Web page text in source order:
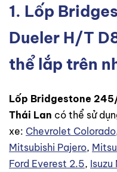
1. Lốp
Dueler H/T
thể lắp trên
Lốp Bridgestone
Thái Lan có thể sử
xe: Chevrolet Colorado
Mitsubishi Pajero,
Ford Everest 2.5,